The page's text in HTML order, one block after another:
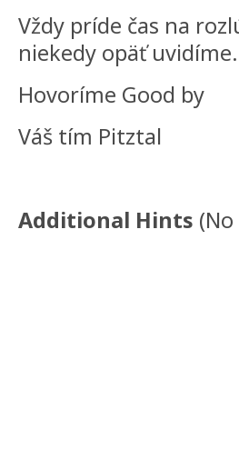
Vždy príde čas na
niekedy opäť uvidíme.
Hovoríme Good by
Váš tím Pitztal
Additional Hints (